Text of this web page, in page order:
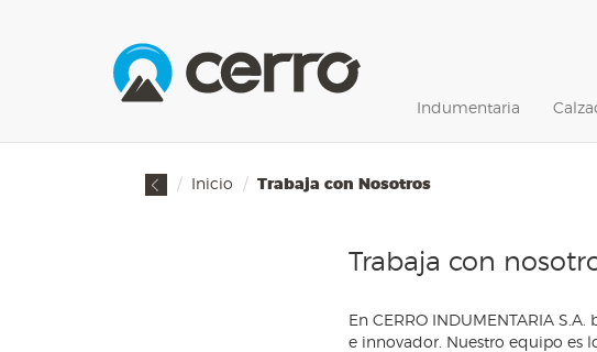
Indumentaria
Inicio Trabaja con Nosotros
Trabaja con
En CERRO INDUMENTARIA
e innovador. Nuestro equipo es